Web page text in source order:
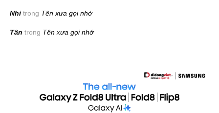
Nhi trong Tên xưa gọi nhớ
Tân trong Tên xưa gọi nhớ